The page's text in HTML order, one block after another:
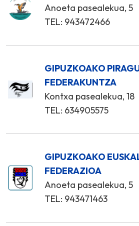
Anoeta pasealekua, 5
TEL: 943472466
GIPUZKOAKO
FEDERAKUNTZA
Kontxa pasealekua, 18
TEL: 634905575
GIPUZKOAKO
FEDERAZIOA
Anoeta pasealekua, 5
TEL: 943471463